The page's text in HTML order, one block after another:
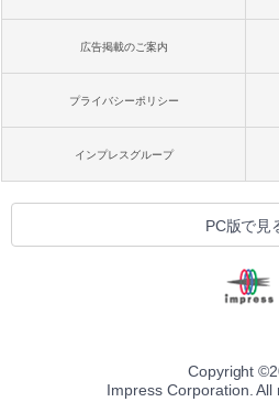
広告掲載のご案内
プライバシーポリシー
インプレスグループ
PC版で見
Copyright ©
Impress Corporation. All